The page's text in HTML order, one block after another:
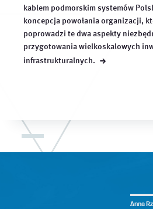
kablem podmorskim systemów
koncepcja powołania organizacji,
poprowadzi te dwa aspekty
przygotowania wielkoskalowych
infrastrukturalnych. →
Anna